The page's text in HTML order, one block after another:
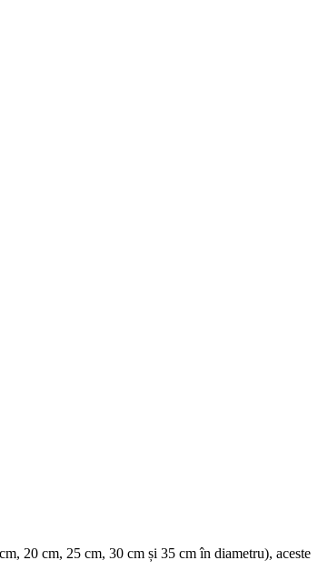
20 cm, 25 cm, 30 cm și 35 cm în diametru), aceste